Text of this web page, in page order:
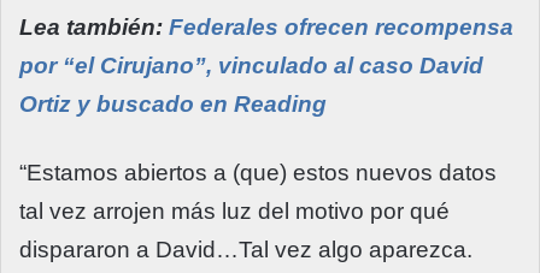
Lea también: Federales ofrecen recompensa
por “el Cirujano”, vinculado al caso David
Ortiz y buscado en Reading
“Estamos abiertos a (que) estos nuevos datos
tal vez arrojen más luz del motivo por qué
dispararon a David…Tal vez algo aparezca.